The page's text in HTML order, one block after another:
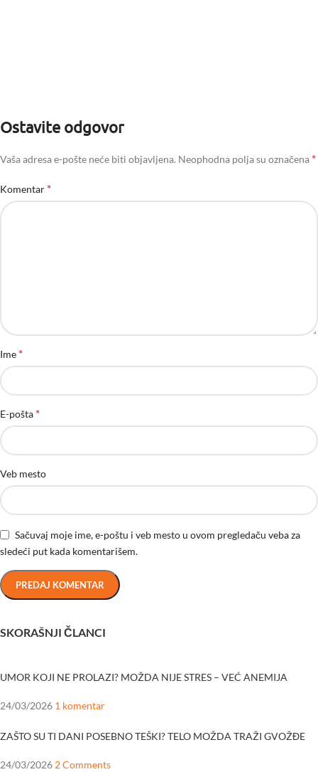
Ostavite odgovor
Vaša adresa e-pošte neće biti objavljena. Neophodna polja su označena *
Komentar *
Ime *
E-pošta *
Veb mesto
Sačuvaj moje ime, e-poštu i veb mesto u ovom pregledaču veba za
sledeći put kada komentarišem.
SKORAŠNJI ČLANCI
UMOR KOJI NE PROLAZI? MOŽDA NIJE STRES – VEĆ ANEMIJA
24/03/2026 1 komentar
ZAŠTO SU TI DANI POSEBNO TEŠKI? TELO MOŽDA TRAŽI GVOŽĐE
24/03/2026 2 Comments